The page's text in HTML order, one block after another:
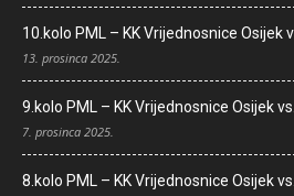
10.kolo PML – KK Vrijednosnice Osijek
13. prosinca 2025.
9.kolo PML – KK Vrijednosnice Osijek
7. prosinca 2025.
8.kolo PML – KK Vrijednosnice Osijek